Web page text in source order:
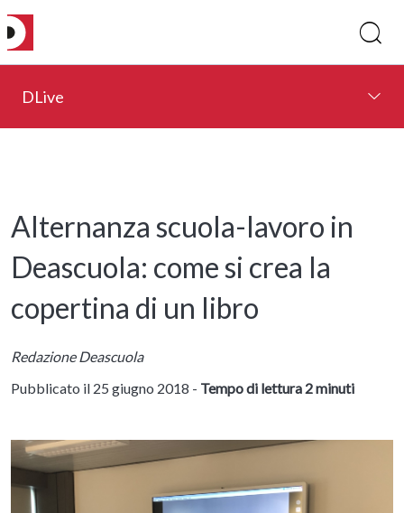
DLive
Alternanza scuola-lavoro in
Deascuola: come si crea la
copertina di un libro
Redazione Deascuola
Pubblicato il 25 giugno 2018 - Tempo di lettura 2 minuti